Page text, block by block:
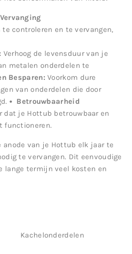
controleren en te vervangen,
Verhoog de levensduur van je
metalen onderdelen te
Besparen: Voorkom dure
van onderdelen die door
•⁠ ⁠Betrouwbaarheid
dat je Hottub betrouwbaar en
functioneren.
anode van je Hottub elk jaar te
te vervangen. Dit eenvoudige
lange termijn veel kosten en
Kachelonderdelen